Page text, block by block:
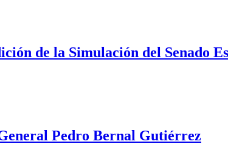
de la Simulación del Senado
Pedro Bernal Gutiérrez